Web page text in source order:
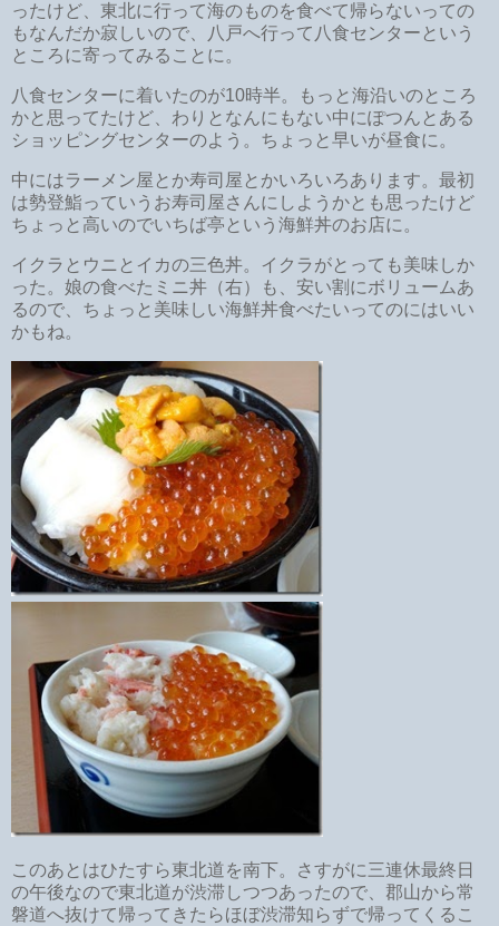
ったけど、東北に行って海のものを食べて帰らないっての
もなんだか寂しいので、八戸へ行って八食センターという
ところに寄ってみることに。
八食センターに着いたのが10時半。もっと海沿いのところ
かと思ってたけど、わりとなんにもない中にぽつんとある
ショッピングセンターのよう。ちょっと早いが昼食に。
中にはラーメン屋とか寿司屋とかいろいろあります。最初
は勢登鮨っていうお寿司屋さんにしようかとも思ったけど
ちょっと高いのでいちば亭という海鮮丼のお店に。
イクラとウニとイカの三色丼。イクラがとっても美味しか
った。娘の食べたミニ丼（右）も、安い割にボリュームあ
るので、ちょっと美味しい海鮮丼食べたいってのにはいい
かもね。
このあとはひたすら東北道を南下。さすがに三連休最終日
の午後なので東北道が渋滞しつつあったので、郡山から常
磐道へ抜けて帰ってきたらほぼ渋滞知らずで帰ってくるこ